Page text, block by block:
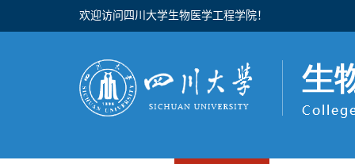
欢迎访问四川大学生物医学工程学院！